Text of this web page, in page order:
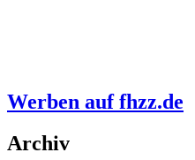
Werben auf fhzz.de
Archiv